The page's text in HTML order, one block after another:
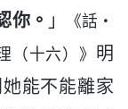
你。 」
《話・
十六）》 明
能不能離家